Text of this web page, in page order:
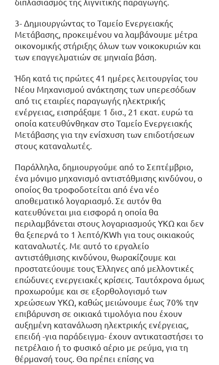
3- Δημιουργώντας το Ταμείο Ενεργειακής
Μετάβασης, προκειμένου να λαμβάνουμε μέτρα
οικονομικής στήριξης όλων των νοικοκυριών και
των επαγγελματιών σε μηνιαία βάση.
Ήδη κατά τις πρώτες 41 ημέρες λειτουργίας του
Νέου Μηχανισμού ανάκτησης των υπερεσόδων
από τις εταιρίες παραγωγής ηλεκτρικής
ενέργειας, εισπράξαμε 1 δισ., 21 εκατ. ευρώ τα
οποία κατευθύνθηκαν στο Ταμείο Ενεργειακής
Μετάβασης για την ενίσχυση των επιδοτήσεων
στους καταναλωτές.
Παράλληλα, δημιουργούμε από το Σεπτέμβριο,
ένα μόνιμο μηχανισμό αντιστάθμισης κινδύνου, ο
οποίος θα τροφοδοτείται από ένα νέο
αποθεματικό λογαριασμό. Σε αυτόν θα
κατευθύνεται μια εισφορά η οποία θα
περιλαμβάνεται στους λογαριασμούς ΥΚΩ και δεν
θα ξεπερνά το 1 λεπτό/KWh για τους οικιακούς
καταναλωτές. Με αυτό το εργαλείο
αντιστάθμισης κινδύνου, θωρακίζουμε και
προστατεύουμε τους Έλληνες από μελλοντικές
επώδυνες ενεργειακές κρίσεις. Ταυτόχρονα όμως
προχωρούμε και σε εξορθολογισμό των
χρεώσεων ΥΚΩ, καθώς μειώνουμε έως 70% την
επιβάρυνση σε οικιακά τιμολόγια που έχουν
αυξημένη κατανάλωση ηλεκτρικής ενέργειας,
επειδή -για παράδειγμα- έχουν αντικαταστήσει το
πετρέλαιο ή το φυσικό αέριο με ρεύμα, για τη
θέρμανσή τους. Θα πρέπει επίσης να